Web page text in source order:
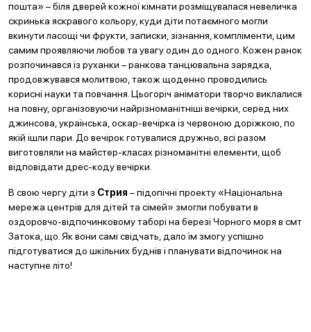
пошта» – біля дверей кожної кімнати розміщувалася невеличка
скринька яскравого кольору, куди діти потаємного могли
вкинути ласощі чи фрукти, записки, зізнання, компліменти, цим
самим проявляючи любов та увагу один до одного. Кожен ранок
розпочинався із руханки – ранкова танцювальна зарядка,
продовжувався молитвою, також щоденно проводились
корисні науки та повчання. Цьогоріч аніматори творчо виклалися
на повну, організовуючи найрізноманітніші вечірки, серед них
джинсова, українська, оскар-вечірка із червоною доріжкою, по
якій ішли пари. До вечірок готувалися дружньо, всі разом
виготовляли на майстер-класах різноманітні елементи, щоб
відповідати дрес-коду вечірки.
В свою чергу діти з Стрия – підопічні проекту «Національна
мережа центрів для дітей та сімей» змогли побувати в
оздоровчо-відпочинковому таборі на березі Чорного моря в смт
Затока, що. Як вони самі свідчать, дало їм змогу успішно
підготуватися до шкільних буднів і планувати відпочинок на
наступне літо!